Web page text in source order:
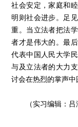
继承编，或者写入
当慎重。有学者认
条、第938条这两条
第二，不应仅按照
特殊共同体的特征
信托应当立法，是
认为，细化遗产管
的价值贬值等情形